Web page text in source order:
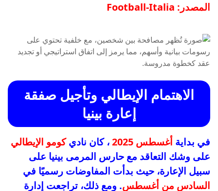
المصدر: Football-Italia
الاهتمام الإيطالي وتأجيل صفقة
إعارة بينيا
في بداية أغسطس 2025 ، كان ناديكومو الإيطالي
على وشك التعاقد مع حارس المرمى بينيا على
سبيل الإعارة، حيث بدأت المفاوضات رسميًا في
السادس من أغسطس. ومع ذلك، تراجعت إدارة